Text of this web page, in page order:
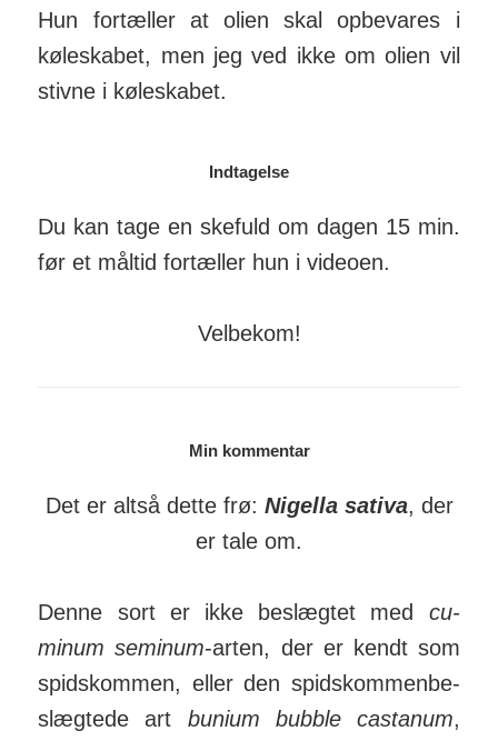
Hun fortæller at olien skal op­be­vares i
køle­skabet, men jeg ved ikke om olien vil
stivne i køle­skabet.
Indtagelse
Du kan tage en skefuld om dagen 15 min.
før et måltid for­tæller hun i videoen.
Velbekom!
Min kommentar
Det er altså dette frø: Nigella sativa, der
er tale om.
Denne sort er ikke beslægtet med cu­
minum se­mi­num-arten, der er kendt som
spids­kommen, eller den spids­kom­men­be­
slæg­tede art bunium bubble castanum,